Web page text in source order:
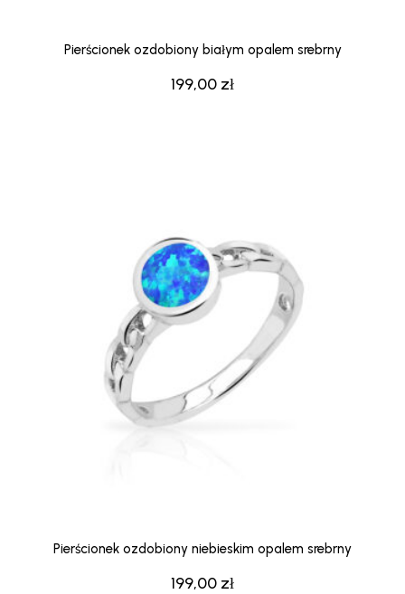
199,00 zł
Pierścionek ozdobiony białym opalem srebrny
199,00 zł
Pierścionek ozdobiony niebieskim opalem srebrny